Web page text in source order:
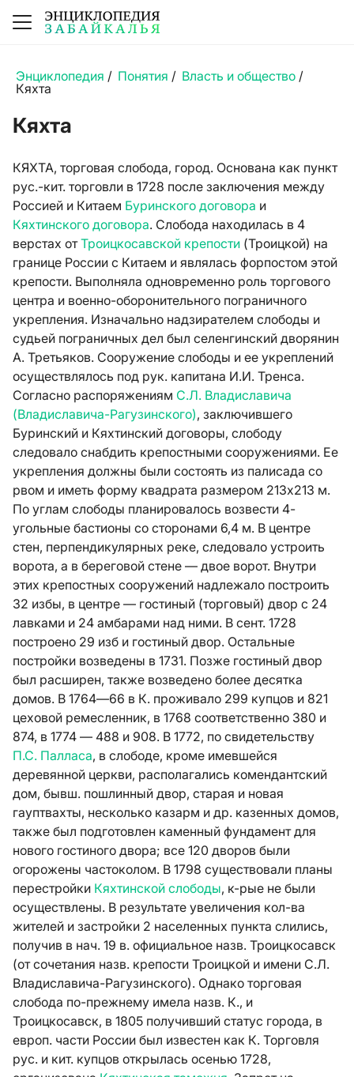
Энциклопедия / Понятия / Власть и общество /
Кяхта
Кяхта
КЯХТА, торговая слобода, город. Основана как пункт
рус.-кит. торговли в 1728 после заключения между
Россией и Китаем Буринского договора и
Кяхтинского договора. Слобода находилась в 4
верстах отТроицкосавской крепости (Троицкой) на
границе России с Китаем и являлась форпостом этой
крепости. Выполняла одновременно роль торгового
центра и военно-оборонительного пограничного
укрепления. Изначально надзирателем слободы и
судьей пограничных дел был селенгинский дворянин
А. Третьяков. Сооружение слободы и ее укреплений
осуществлялось под рук. капитана И.И. Тренса.
Согласно распоряжениям С.Л. Владиславича
(Владиславича-Рагузинского), заключившего
Буринский и Кяхтинский договоры, слободу
следовало снабдить крепостными сооружениями. Ее
укрепления должны были состоять из палисада со
рвом и иметь форму квадрата размером 213x213 м.
По углам слободы планировалось возвести 4-
угольные бастионы со сторонами 6,4 м. В центре
стен, перпендикулярных реке, следовало устроить
ворота, а в береговой стене — двое ворот. Внутри
этих крепостных сооружений надлежало построить
32 избы, в центре — гостиный (торговый) двор с 24
лавками и 24 амбарами над ними. В сент. 1728
построено 29 изб и гостиный двор. Остальные
постройки возведены в 1731. Позже гостиный двор
был расширен, также возведено более десятка
домов. В 1764—66 в К. проживало 299 купцов и 821
цеховой ремесленник, в 1768 соответственно 380 и
874, в 1774 — 488 и 908. В 1772, по свидетельству
П.С. Палласа, в слободе, кроме имевшейся
деревянной церкви, располагались комендантский
дом, бывш. пошлинный двор, старая и новая
гауптвахты, несколько казарм и др. казенных домов,
также был подготовлен каменный фундамент для
нового гостиного двора; все 120 дворов были
огорожены частоколом. В 1798 существовали планы
перестройки Кяхтинской слободы, к-рые не были
осуществлены. В результате увеличения кол-ва
жителей и застройки 2 населенных пункта слились,
получив в нач. 19 в. официальное назв. Троицкосавск
(от сочетания назв. крепости Троицкой и имени С.Л.
Владиславича-Рагузинского). Однако торговая
слобода по-прежнему имела назв. К., и
Троицкосавск, в 1805 получивший статус города, в
европ. части России был известен как К. Торговля
рус. и кит. купцов открылась осенью 1728,